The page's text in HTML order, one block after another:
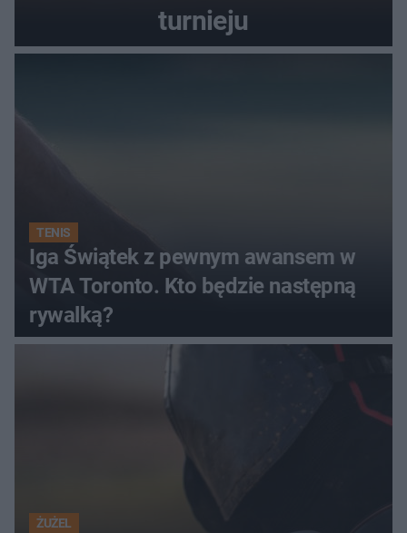
turnieju
TENIS
Iga Świątek z pewnym awansem w
WTA Toronto. Kto będzie następną
rywalką?
ŻUŻEL